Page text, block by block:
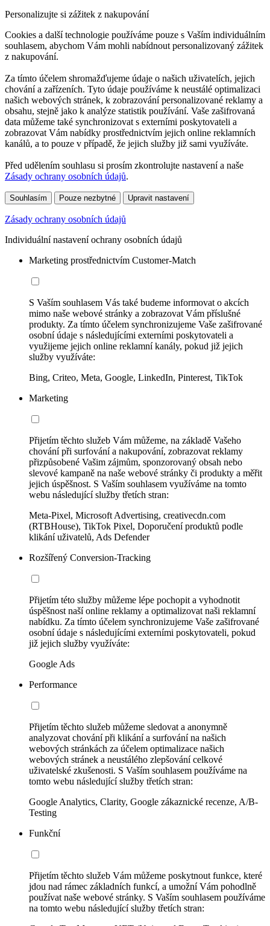
Personalizujte si zážitek z nakupování
Cookies a další technologie používáme pouze s Vaším individuálním
souhlasem, abychom Vám mohli nabídnout personalizovaný zážitek
z nakupování.
Za tímto účelem shromažďujeme údaje o našich uživatelích, jejich
chování a zařízeních. Tyto údaje používáme k neustálé optimalizaci
našich webových stránek, k zobrazování personalizované reklamy a
obsahu, stejně jako k analýze statistik používání. Vaše zašifrovaná
data můžeme také synchronizovat s externími poskytovateli a
zobrazovat Vám nabídky prostřednictvím jejich online reklamních
kanálů, a to pouze v případě, že jejich služby již sami využíváte.
Před udělením souhlasu si prosím zkontrolujte nastavení a naše
Zásady ochrany osobních údajů.
Souhlasím Pouze nezbytné Upravit nastavení
Zásady ochrany osobních údajů
Individuální nastavení ochrany osobních údajů
Marketing prostřednictvím Customer-Match
S Vaším souhlasem Vás také budeme informovat o akcích
mimo naše webové stránky a zobrazovat Vám příslušné
produkty. Za tímto účelem synchronizujeme Vaše zašifrované
osobní údaje s následujícími externími poskytovateli a
využijeme jejich online reklamní kanály, pokud již jejich
služby využíváte:
Bing, Criteo, Meta, Google, LinkedIn, Pinterest, TikTok
Marketing
Přijetím těchto služeb Vám můžeme, na základě Vašeho
chování při surfování a nakupování, zobrazovat reklamy
přizpůsobené Vašim zájmům, sponzorovaný obsah nebo
slevové kampaně na naše webové stránky či produkty a měřit
jejich úspěšnost. S Vaším souhlasem využíváme na tomto
webu následující služby třetích stran:
Meta-Pixel, Microsoft Advertising, creativecdn.com
(RTBHouse), TikTok Pixel, Doporučení produktů podle
klikání uživatelů, Ads Defender
Rozšířený Conversion-Tracking
Přijetím této služby můžeme lépe pochopit a vyhodnotit
úspěšnost naší online reklamy a optimalizovat naši reklamní
nabídku. Za tímto účelem synchronizujeme Vaše zašifrované
osobní údaje s následujícími externími poskytovateli, pokud
již jejich služby využíváte:
Google Ads
Performance
Přijetím těchto služeb můžeme sledovat a anonymně
analyzovat chování při klikání a surfování na našich
webových stránkách za účelem optimalizace našich
webových stránek a neustálého zlepšování celkové
uživatelské zkušenosti. S Vaším souhlasem používáme na
tomto webu následující služby třetích stran:
Google Analytics, Clarity, Google zákaznické recenze, A/B-
Testing
Funkční
Přijetím těchto služeb Vám můžeme poskytnout funkce, které
jdou nad rámec základních funkcí, a umožní Vám pohodlně
používat naše webové stránky. S Vaším souhlasem používáme
na tomto webu následující služby třetích stran: